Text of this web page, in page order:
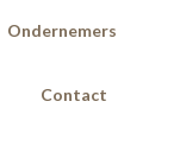
Ondernemers
Contact